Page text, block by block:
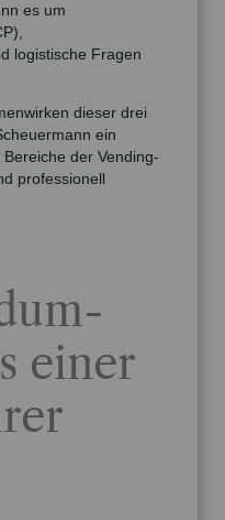
es um
logistische Fragen
dieser drei
ein
der Vending-
professionell
einer